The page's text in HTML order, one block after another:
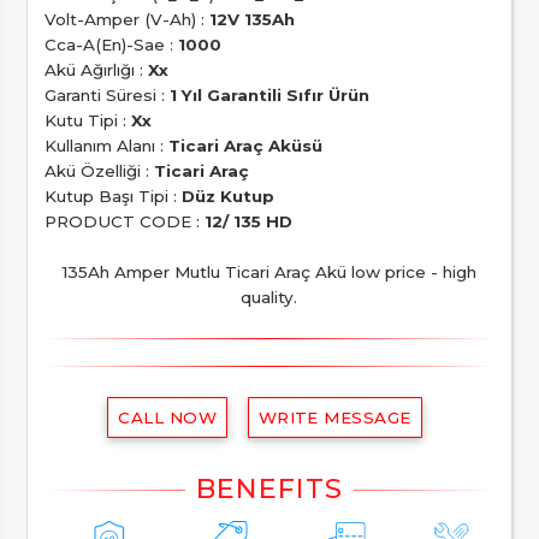
Volt-Amper (V-Ah) : 12V 135Ah
Cca-A(En)-Sae : 1000
Akü Ağırlığı : Xx
Garanti Süresi : 1 Yıl Garantili Sıfır Ürün
Kutu Tipi : Xx
Kullanım Alanı : Ticari Araç Aküsü
Akü Özelliği : Ticari Araç
Kutup Başı Tipi : Düz Kutup
PRODUCT CODE : 12/ 135 HD
135Ah Amper Mutlu Ticari Araç Akü low price - high
quality.
CALL NOW WRITE MESSAGE